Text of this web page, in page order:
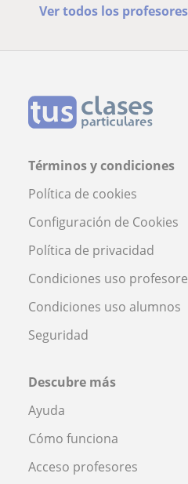
Ver todos los
Términos y condiciones
Política de cookies
Configuración de Cookies
Política de privacidad
Condiciones uso
Condiciones uso alumnos
Seguridad
Descubre más
Ayuda
Cómo funciona
Acceso profesores